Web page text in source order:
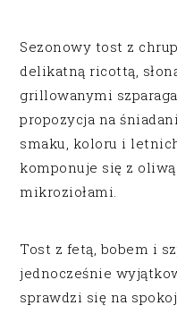
Sezonowy tost z
delikatną ricottą,
grillowanymi
propozycja na
smaku, koloru i
komponuje się z
mikroziołami.
Tost z fetą, bobem i
jednocześnie
sprawdzi się na